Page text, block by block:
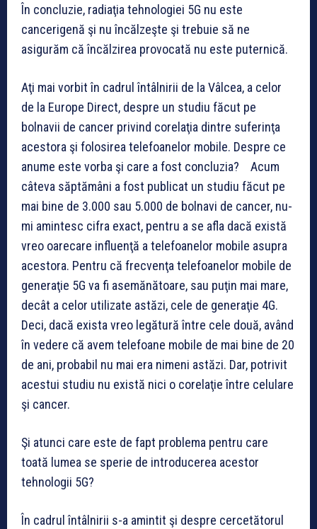
În concluzie, radiaţia tehnologiei 5G nu este
cancerigenă şi nu încălzeşte şi trebuie să ne
asigurăm că încălzirea provocată nu este puternică.
Aţi mai vorbit în cadrul întâlnirii de la Vâlcea, a celor
de la Europe Direct, despre un studiu făcut pe
bolnavii de cancer privind corelaţia dintre suferinţa
acestora şi folosirea telefoanelor mobile. Despre ce
anume este vorba şi care a fost concluzia? Acum
câteva săptămâni a fost publicat un studiu făcut pe
mai bine de 3.000 sau 5.000 de bolnavi de cancer, nu-
mi amintesc cifra exact, pentru a se afla dacă există
vreo oarecare influenţă a telefoanelor mobile asupra
acestora. Pentru că frecvenţa telefoanelor mobile de
generaţie 5G va fi asemănătoare, sau puţin mai mare,
decât a celor utilizate astăzi, cele de generaţie 4G.
Deci, dacă exista vreo legătură între cele două, având
în vedere că avem telefoane mobile de mai bine de 20
de ani, probabil nu mai era nimeni astăzi. Dar, potrivit
acestui studiu nu există nici o corelaţie între celulare
şi cancer.
Şi atunci care este de fapt problema pentru care
toată lumea se sperie de introducerea acestor
tehnologii 5G?
În cadrul întâlnirii s-a amintit şi despre cercetătorul